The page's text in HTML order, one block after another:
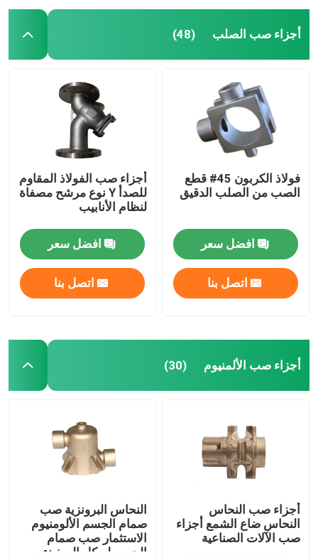
أجزاء صب الصلب (48)
فولاذ الكربون 45# قطع
الصب من الصلب الدقيق
افضل سعر
اتصل بنا
أجزاء صب الفولاذ المقاوم
للصدأ Y نوع مرشح مصفاة
لنظام الأنابيب
افضل سعر
اتصل بنا
أجزاء صب الألمنيوم (30)
أجزاء صب النحاس
النحاس ضاع الشمع أجزاء
صب الآلات الصناعية
النحاس البرونزية صب
صمام الجسم الألومنيوم
الاستثمار صب صمام
الجسم لهيكل السفينة